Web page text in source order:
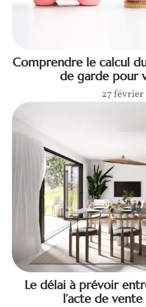
Comprendre le calcul
de garde pour
27 février
Le délai à prévoir
l’acte de